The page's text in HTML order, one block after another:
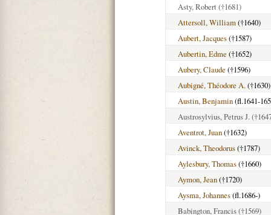
Asty, Robert(†1681)
Attersoll, William(†1640)
Aubert, Jacques(†1587)
Aubertin, Edme (†1652)
Aubery, Claude (†1596)
Aubigné, Théodore A.(†1630)
Austin, Benjamin(fl.1641-
Austrosylvius, Petrus J.
Aventrot, Juan(†1632)
Avinck, Theodorus(†1787)
Aylesbury, Thomas(†1660)
Aymon, Jean(†1720)
Aysma, Johannes(fl.1686-)
Babington, Francis(†1569)